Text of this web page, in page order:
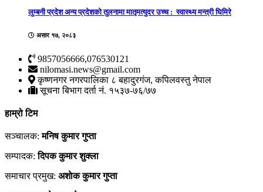
लुम्बनी प्रदेश अन्य प्रदेशको तुलनामा मातृमत्युदर उच्च : स्वास्थ्य मन्त्री घिमिरे
असार १७, २०८३
9857056666,076530121
nilomasi.news@gmail.com
कृष्णनगर नगरपालिका ८ बहादुरगंज, कपिलवस्तु नेपाल
सूचना बिभाग दर्ता नं. १५३७-७६/७७
हाम्रो टिम
सञ्चालक:मनिष कुमार गुप्ता
सम्पादक:दिपक कुमार शुक्ला
समाचार प्रमुख: अशाेक कुमार गुप्ता